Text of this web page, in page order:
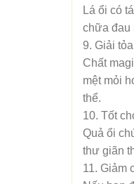
Lá ổi có
chữa đau
9. Giải
Chất
mệt mỏi
thể.
10. Tốt
Quả ổi
thư giãn
11. Giảm